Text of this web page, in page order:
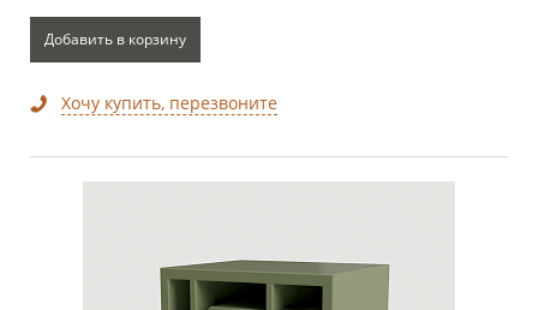
Добавить в корзину
Хочу купить, перезвоните